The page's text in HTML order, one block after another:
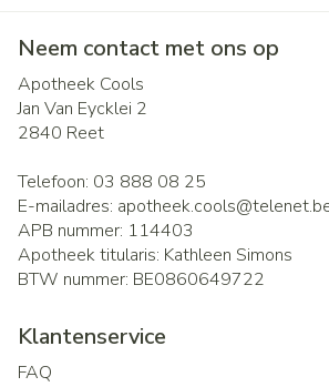
Neem contact met ons op
Apotheek Cools
Jan Van Eycklei 2
2840 Reet
Telefoon: 03 888 08 25
E-mailadres: apotheek.cools@
APB nummer: 114403
Apotheek titularis: Kathleen Simons
BTW nummer: BE0860649722
Klantenservice
FAQ